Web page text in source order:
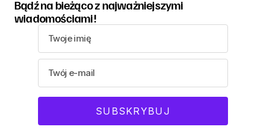
Bądź na bieżąco z najważniejszymi
wiadomościami!